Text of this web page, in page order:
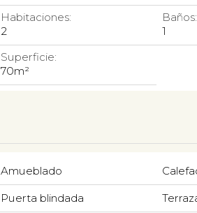
Habitaciones:
2
Baños:
1
Superficie:
70m²
Amueblado
Puerta blindada